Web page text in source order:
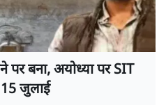
बना, अयोध्या पर SIT
15 जुलाई